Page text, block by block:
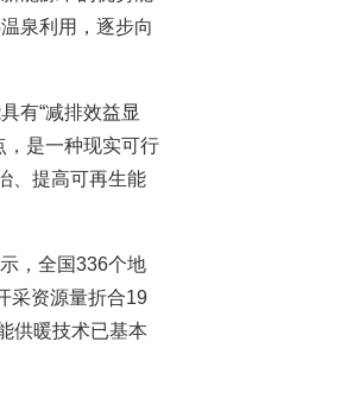
泉利用，逐步向
有“减排效益显
，是一种现实可行
、提高可再生能
，全国336个地
采资源量折合19
供暖技术已基本